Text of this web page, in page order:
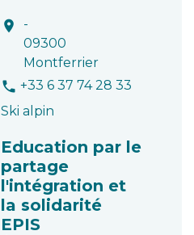
location_on
-
09300
Montferrier
phone +33 6 37 74 28 33
Ski alpin
Education par le
partage
l'intégration et
la solidarité
EPIS